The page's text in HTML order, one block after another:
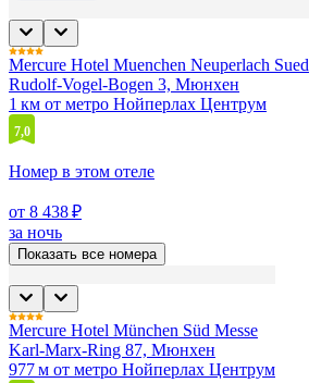
Mercure Hotel Muenchen Neuperlach Sued
Rudolf-Vogel-Bogen 3, Мюнхен
1 км от метро Нойперлах Центрум
7,0
Номер в этом отеле
от 8 438 ₽
за ночь
Показать все номера
Mercure Hotel München Süd Messe
Karl-Marx-Ring 87, Мюнхен
977 м от метро Нойперлах Центрум